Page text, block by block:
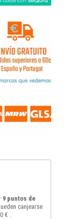
9 puntos de
canjearse
€